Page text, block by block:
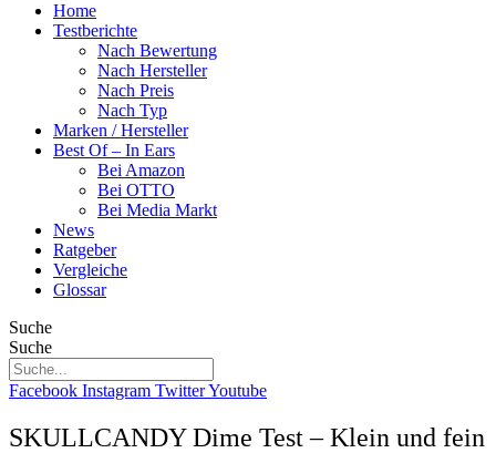
Home
Testberichte
Nach Bewertung
Nach Hersteller
Nach Preis
Nach Typ
Marken / Hersteller
Best Of – In Ears
Bei Amazon
Bei OTTO
Bei Media Markt
News
Ratgeber
Vergleiche
Glossar
Suche
Suche
Facebook Instagram TwitterYoutube
SKULLCANDY Dime Test – Klein und fein